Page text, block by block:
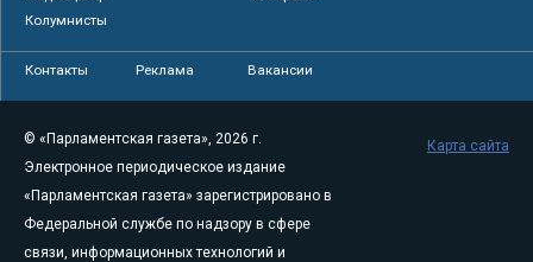
Колумнисты
Контакты Реклама Вакансии
© «Парламентская газета», 2026 г.
Электронное периодическое издание
«Парламентская газета» зарегистрировано в
Федеральной службе по надзору в сфере
связи, информационных технологий и
Карта сайта